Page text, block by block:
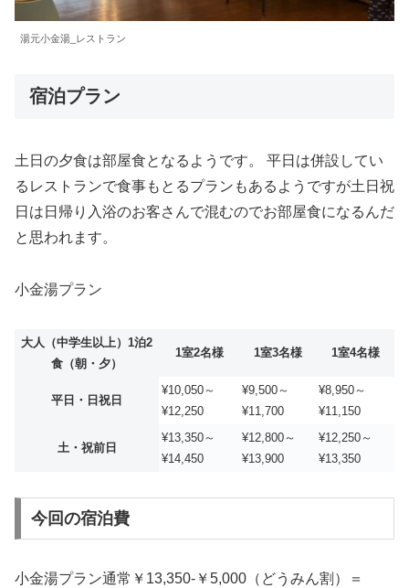
湯元小金湯_レストラン
宿泊プラン
土日の夕食は部屋食となるようです。 平日は併設してい
るレストランで食事もとるプランもあるようですが土日祝
日は日帰り入浴のお客さんで混むのでお部屋食になるんだ
と思われます。
小金湯プラン
大人（中学生以上）1泊2
食（朝・夕）
1室2名様 1室3名様 1室4名様
平日・日祝日
¥10,050～
¥12,250
¥9,500～
¥11,700
¥8,950～
¥11,150
土・祝前日
¥13,350～
¥14,450
¥12,800～
¥13,900
¥12,250～
¥13,350
今回の宿泊費
小金湯プラン通常￥13,350-￥5,000（どうみん割）＝